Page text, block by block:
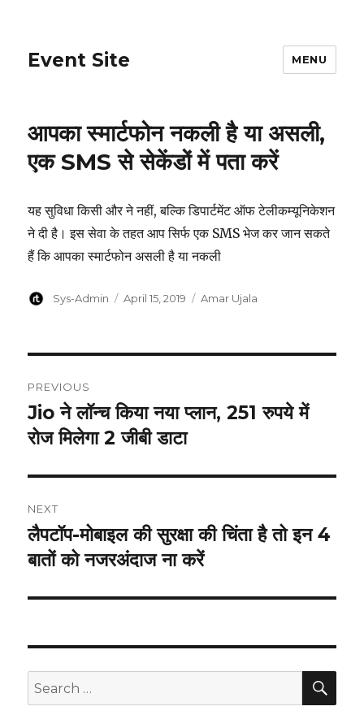
Event Site MENU
आपका स्मार्टफोन नकली है या असली,
एक SMS से सेकेंडों में पता करें
यह सुविधा किसी और ने नहीं, बल्कि डिपार्टमेंट ऑफ टेलीकम्यूनिकेशन
ने दी है। इस सेवा के तहत आप सिर्फ एक SMS भेज कर जान सकते
हैं कि आपका स्मार्टफोन असली है या नकली
Author
Sys-Admin
Posted
April 15, 2019 Categories
Amar Ujala
navigation
PREVIOUS
Previous
post:
Jio ने लॉन्च किया नया प्लान, 251 रुपये में
रोज मिलेगा 2 जीबी डाटा
NEXT
Next
post:
लैपटॉप-मोबाइल की सुरक्षा की चिंता है तो इन 4
बातों को नजरअंदाज ना करें
Search
for: